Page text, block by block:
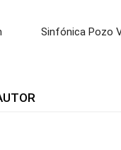
Sinfónica Pozo